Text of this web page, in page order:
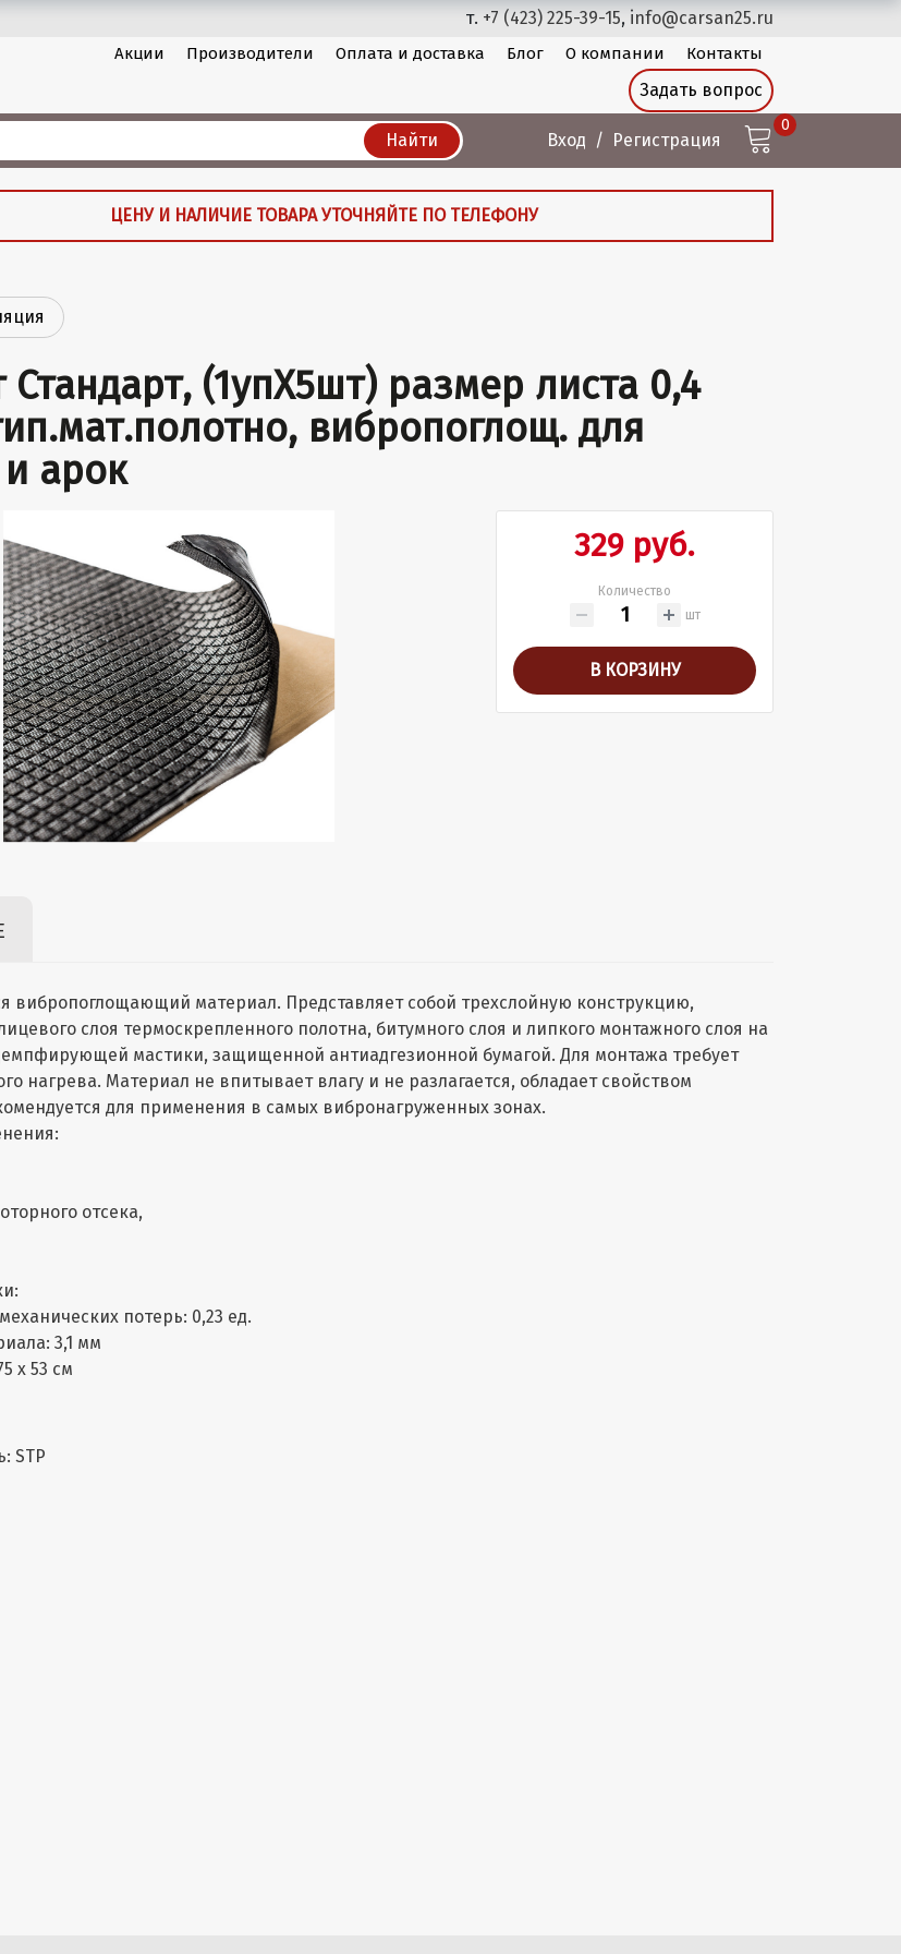
т. +7 (423) 225-39-15, info@carsan25.ru
Акции Производители Оплата и доставка Блог О компании Контакты
Задать вопрос
Найти Вход Регистрация
0
ЦЕНУ И НАЛИЧИЕ ТОВАРА УТОЧНЯЙТЕ ПО ТЕЛЕФОНУ
Стандарт, (1упХ5шт) размер листа 0,4
вибропоглощ. для
арок
329 руб.
Количество
шт
В КОРЗИНУ
вибропоглощающий материал. Представляет собой трехслойную конструкцию,
слоя термоскрепленного полотна, битумного слоя и липкого монтажного слоя на
мастики, защищенной антиадгезионной бумагой. Для монтажа требует
нагрева. Материал не впитывает влагу и не разлагается, обладает свойством
для применения в самых вибронагруженных зонах.
отсека,
потерь: 0,23 ед.
3,1 мм
х 53 см
STP